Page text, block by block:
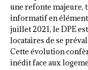
une refonte majeure,
informatif en
juillet 2021, le DPE
locataires de se
Cette évolution
inédit face aux